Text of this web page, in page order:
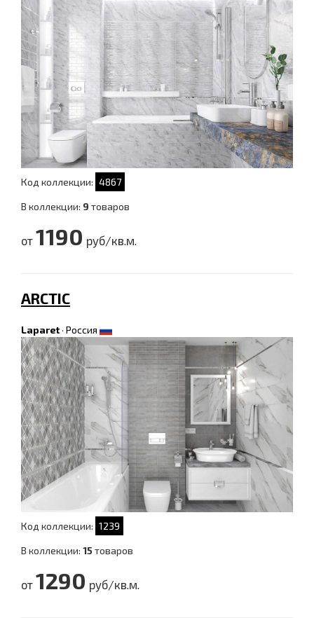
Код коллекции: 4867
В коллекции: 9 товаров
от 1190 руб/кв.м.
ARCTIC
Laparet· Россия
Код коллекции: 1239
В коллекции: 15товаров
от 1290 руб/кв.м.